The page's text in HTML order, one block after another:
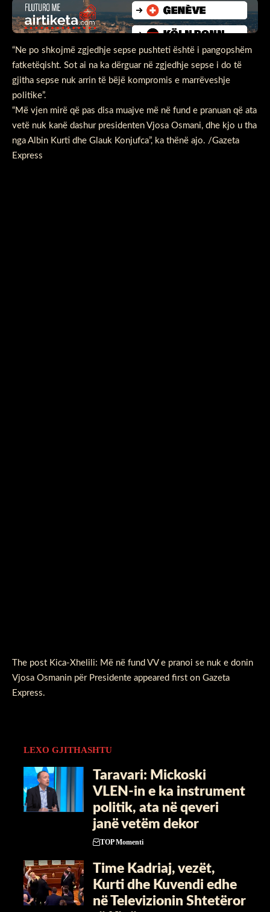
“Ne po shkojmë zgjedhje sepse pushteti është i pangopshëm
fatketëqisht. Sot ai na ka dërguar në zgjedhje sepse i do të
gjitha sepse nuk arrin të bëjë kompromis e marrëveshje
politike”.
“Më vjen mirë që pas disa muajve më në fund e pranuan që ata
vetë nuk kanë dashur presidenten Vjosa Osmani, dhe kjo u tha
nga Albin Kurti dhe Glauk Konjufca”, ka thënë ajo. /Gazeta
Express
The post Kica-Xhelili: Më në fund VV e pranoi se nuk e donin
Vjosa Osmanin për Presidente appeared first on Gazeta
Express.
LEXO GJITHASHTU
Taravari: Mickoski
VLEN-in e ka instrument
politik, ata në qeveri
janë vetëm dekor
TOP Momenti
Time Kadriaj, vezët,
Kurti dhe Kuvendi edhe
në Televizionin Shtetëror